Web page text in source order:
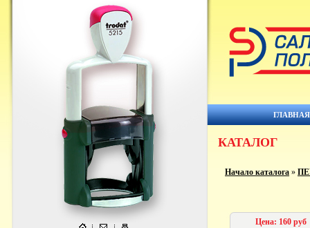
ГЛАВНАЯ
КАТАЛОГ
Начало каталога »
Цена: 160 руб